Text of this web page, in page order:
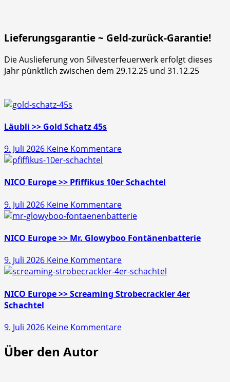
Lieferungsgarantie ~ Geld-zurück-Garantie!
Die Auslieferung von Silvesterfeuerwerk erfolgt dieses
Jahr pünktlich zwischen dem 29.12.25 und 31.12.25
Läubli >> Gold Schatz 45s
9. Juli 2026 Keine Kommentarezu
Gold
45s
NICO Europe >> Pfiffikus 10er Schachtel
9. Juli 2026 Keine Kommentarezu
NICO
>>
10er
Schachtel
NICO Europe >> Mr. Glowyboo Fontänenbatterie
9. Juli 2026 Keine Kommentarezu
NICO
>>
Fontänenbatterie
NICO Europe >> Screaming Strobecrackler 4er
Schachtel
9. Juli 2026 Keine Kommentarezu
Über den Autor